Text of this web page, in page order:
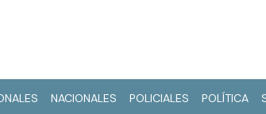
NACIONALES POLICIALES POLÍTICA